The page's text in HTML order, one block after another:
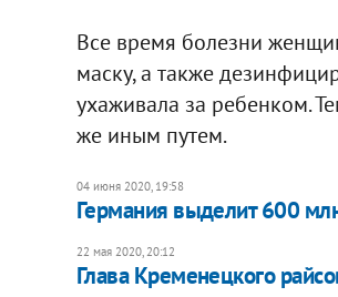
Все время болезни
маску, а также
ухаживала за ребенком.
же иным путем.
04 июня 2020, 19:58
Германия выделит 600
22 мая 2020, 20:12
Глава Кременецкого